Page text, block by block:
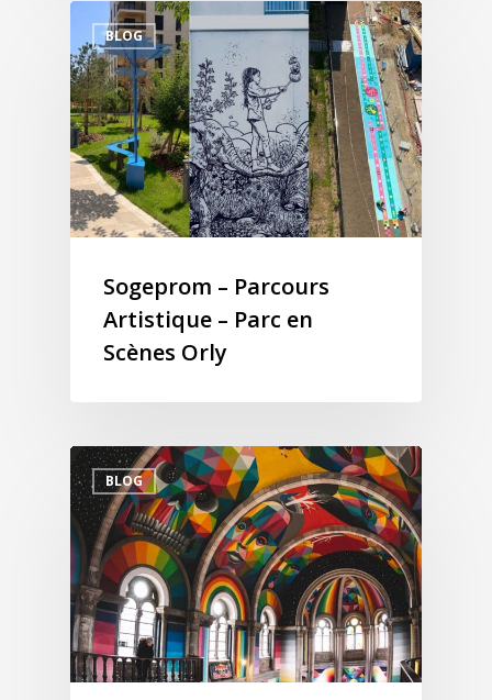
BLOG
Sogeprom – Parcours
Artistique – Parc en
Scènes Orly
BLOG